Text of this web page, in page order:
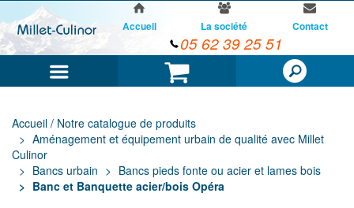
Panier
Accueil La société Contact
05 62 39 25 51
Accueil / Notre catalogue de produits
Aménagement et équipement urbain de qualité avec Millet
Culinor
Bancs urbain
Bancs pieds fonte ou acier et lames bois
Banc et Banquette acier/bois Opéra